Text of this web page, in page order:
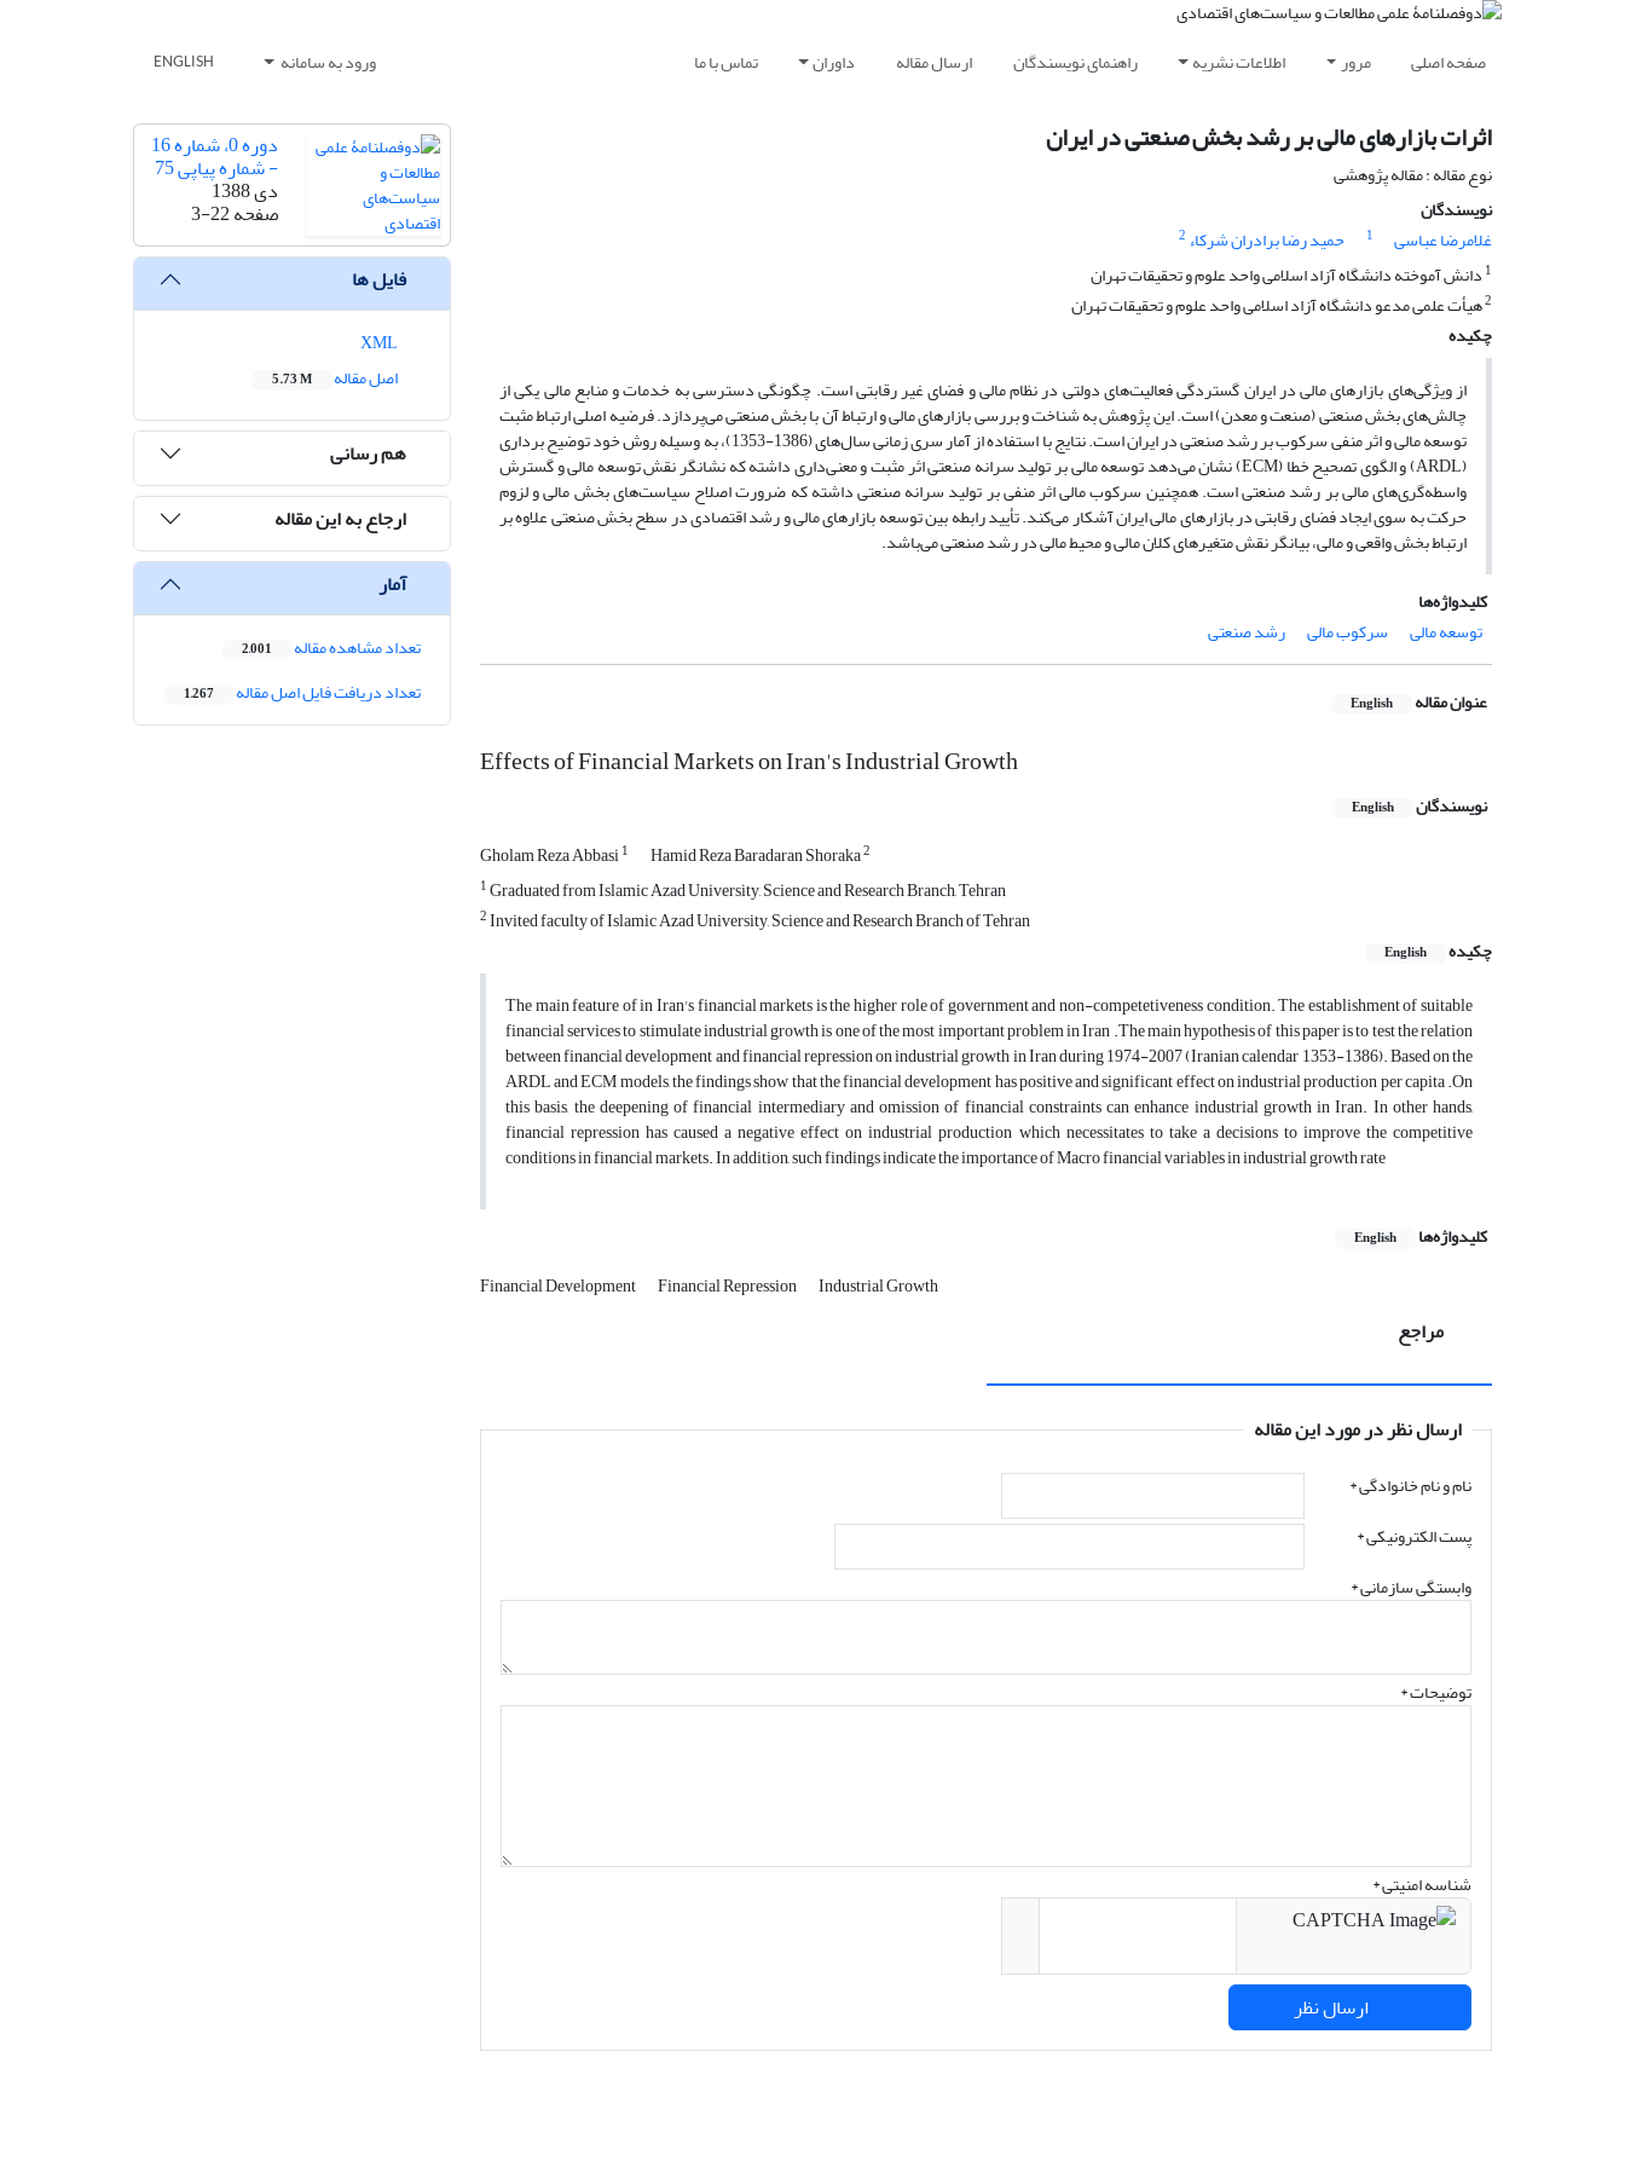
صفحه اصلی مرور اطلاعات نشریه راهنمای نویسندگان ارسال مقاله داوران تماس با ما ورود به سامانه ENGLISH
اثرات بازارهای مالی بر رشد بخش صنعتی در ایران
نوع مقاله : مقاله پژوهشی
نویسندگان
غلامرضا عباسی
1 حمید رضا برادران شرکاء 2
1 دانش آموخته دانشگاه آزاد اسلامی واحد علوم و تحقیقات تهران
2هیأت علمی مدعو دانشگاه آزاد اسلامی واحد علوم و تحقیقات تهران
چکیده
از ویژگی‌های بازارهای مالی در ایران گستردگی فعالیت‌های دولتی در نظام مالی و فضای غیر رقابتی است. چگونگی دسترسی به خدمات و منابع مالی یکی از
چالش‌های بخش صنعتی (صنعت و معدن) است. این پژوهش به شناخت و بررسی بازارهای مالی و ارتباط آن با بخش صنعتی می‌پردازد. فرضیه اصلی ارتباط مثبت
توسعه مالی و اثر منفی سرکوب بر رشد صنعتی در ایران است. نتایج با استفاده از آمار سری زمانی سال‌های (1386-1353)، به وسیله روش خود توضیح برداری
(ARDL) و الگوی تصحیح خطا (ECM) نشان می‌دهد توسعه مالی بر تولید سرانه صنعتی اثر مثبت و معنی‌داری داشته که نشانگر نقش توسعه مالی و گسترش
واسطه‌گری‌های مالی بر رشد صنعتی است. همچنین سرکوب مالی اثر منفی بر تولید سرانه صنعتی داشته که ضرورت اصلاح سیاست‌های بخش مالی و لزوم
حرکت به سوی ایجاد فضای رقابتی در بازارهای مالی ایران آشکار می‌کند. تأیید رابطه بین توسعه بازارهای مالی و رشد اقتصادی در سطح بخش صنعتی علاوه بر
ارتباط بخش واقعی و مالی، بیانگر نقش متغیرهای کلان مالی و محیط مالی در رشد صنعتی می‌باشد.
کلیدواژه‌ها
توسعه مالی
سرکوب مالی رشد صنعتی
عنوان مقاله English
Effects of Financial Markets on Iran's Industrial Growth
نویسندگان English
Gholam Reza Abbasi1 Hamid Reza Baradaran Shoraka2
1Graduated from Islamic Azad University, Science and Research Branch, Tehran
2Invited faculty of Islamic Azad University, Science and Research Branch of Tehran
چکیده
English
The main feature of in Iran's financial markets is the higher role of government and non-competetiveness condition. The establishment of suitable
financial services to stimulate industrial growth is one of the most important problem in Iran .The main hypothesis of this paper is to test the relation
between financial development and financial repression on industrial growth in Iran during 1974-2007 (Iranian calendar 1353-1386). Based on the
ARDL and ECM models, the findings show that the financial development has positive and significant effect on industrial production per capita .On
this basis, the deepening of financial intermediary and omission of financial constraints can enhance industrial growth in Iran. In other hands,
financial repression has caused a negative effect on industrial production which necessitates to take a decisions to improve the competitive
conditions in financial markets. In addition, such findings indicate the importance of Macro financial variables in industrial growth rate
کلیدواژه‌ها English
Financial Development Financial Repression Industrial Growth
مراجع
ارسال نظر در مورد این مقاله
نام و نام خانوادگی*
پست الکترونیکی*
وابستگی سازمانی *
توضیحات *
شناسه امنیتی *
دوره 0، شماره 16
- شماره پیاپی 75
دی 1388
صفحه3-22
فایل ها
اصل مقاله
5.73 M
هم رسانی
ارجاع به این مقاله
آمار
تعداد مشاهده مقاله 2,001
تعداد دریافت فایل اصل مقاله 1,267